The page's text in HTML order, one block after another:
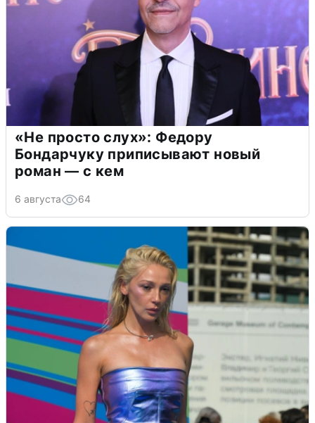
«Не просто слух»: Федору
Бондарчуку приписывают новый
роман — с кем
6 августа 64